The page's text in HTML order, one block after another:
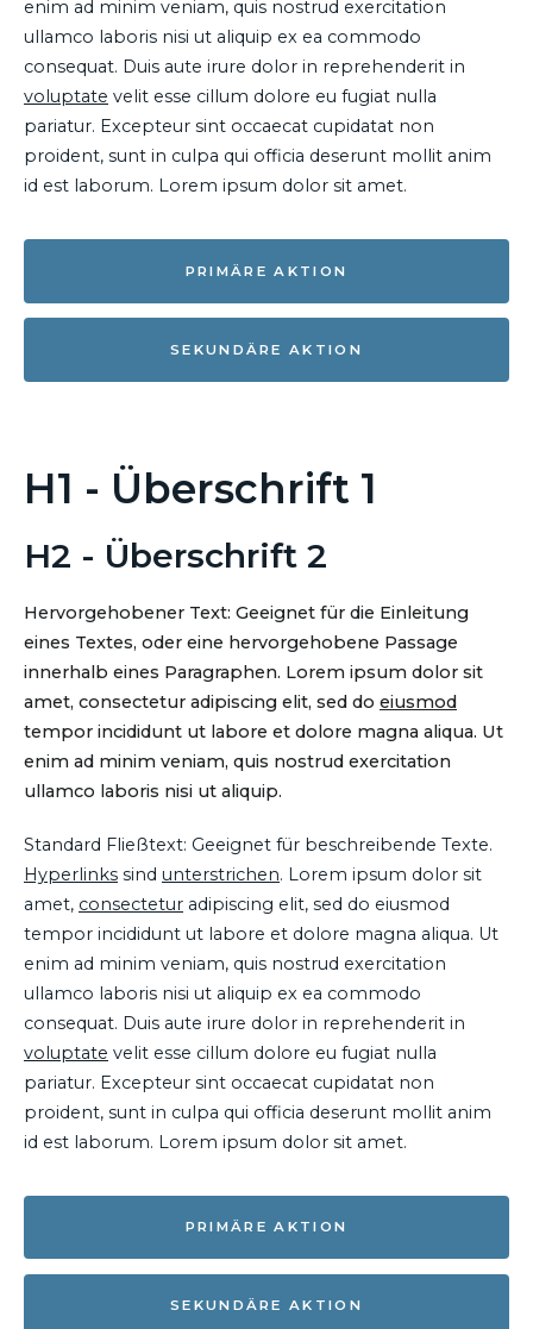
enim ad minim veniam, quis nostrud exercitation
ullamco laboris nisi ut aliquip ex ea commodo
consequat. Duis aute irure dolor in reprehenderit in
voluptate velit esse cillum dolore eu fugiat nulla
pariatur. Excepteur sint occaecat cupidatat non
proident, sunt in culpa qui officia deserunt mollit anim
id est laborum. Lorem ipsum dolor sit amet.
PRIMÄRE AKTION
SEKUNDÄRE AKTION
H1 - Überschrift 1
H2 - Überschrift 2
Hervorgehobener Text: Geeignet für die Einleitung
eines Textes, oder eine hervorgehobene Passage
innerhalb eines Paragraphen. Lorem ipsum dolor sit
amet, consectetur adipiscing elit, sed do eiusmod
tempor incididunt ut labore et dolore magna aliqua. Ut
enim ad minim veniam, quis nostrud exercitation
ullamco laboris nisi ut aliquip.
Standard Fließtext: Geeignet für beschreibende Texte.
Hyperlinks sind unterstrichen. Lorem ipsum dolor sit
amet, consectetur adipiscing elit, sed do eiusmod
tempor incididunt ut labore et dolore magna aliqua. Ut
enim ad minim veniam, quis nostrud exercitation
ullamco laboris nisi ut aliquip ex ea commodo
consequat. Duis aute irure dolor in reprehenderit in
voluptate velit esse cillum dolore eu fugiat nulla
pariatur. Excepteur sint occaecat cupidatat non
proident, sunt in culpa qui officia deserunt mollit anim
id est laborum. Lorem ipsum dolor sit amet.
PRIMÄRE AKTION
SEKUNDÄRE AKTION